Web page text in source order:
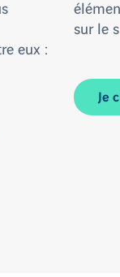
eux :
sur le
Je